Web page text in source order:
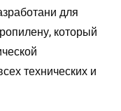
для
который
технических и